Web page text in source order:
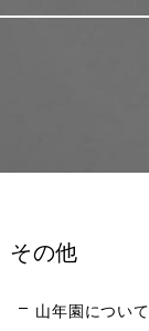
その他
山年園について